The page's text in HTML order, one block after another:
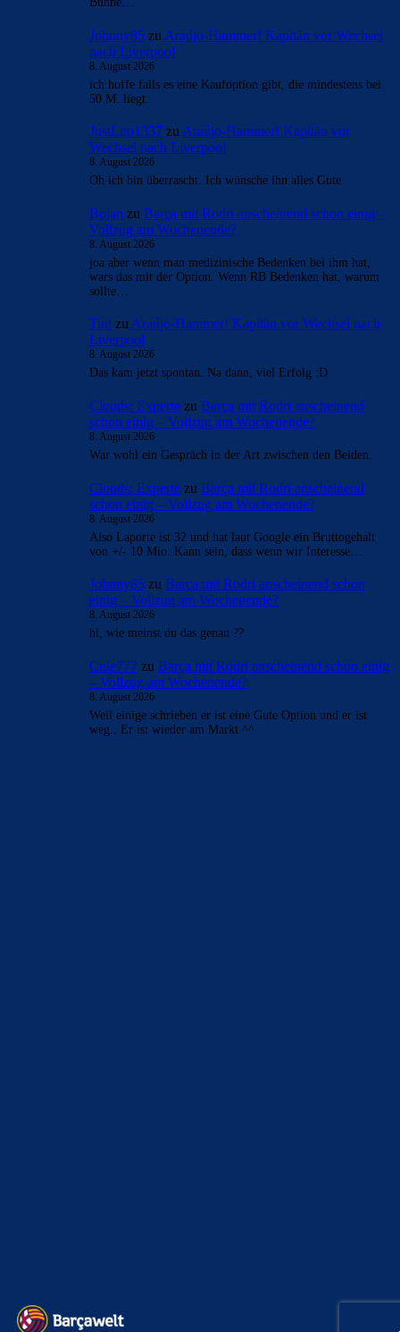
Johnny85 zu Araújo-Hammer! Kapitän vor Wechsel
nach Liverpool
8. August 2026
ich hoffe falls es eine Kaufoption gibt, die mindestens bei
50 M. liegt.
JustLup1337 zu Araújo-Hammer! Kapitän vor
Wechsel nach Liverpool
8. August 2026
Oh ich bin überrascht. Ich wünsche ihn alles Gute
Bojan zu Barça mit Rodri anscheinend schon einig –
Vollzug am Wochenende?
8. August 2026
joa aber wenn man medizinische Bedenken bei ihm hat,
wars das mit der Option. Wenn RB Bedenken hat, warum
sollte…
Tini zu Araújo-Hammer! Kapitän vor Wechsel nach
Liverpool
8. August 2026
Das kam jetzt spontan. Na dann, viel Erfolg :D
Clouds: Experte zu Barça mit Rodri anscheinend
schon einig – Vollzug am Wochenende?
8. August 2026
War wohl ein Gespräch in der Art zwischen den Beiden.
Clouds: Experte zu Barça mit Rodri anscheinend
schon einig – Vollzug am Wochenende?
8. August 2026
Also Laporte ist 32 und hat laut Google ein Bruttogehalt
von +/- 10 Mio. Kann sein, dass wenn wir Interesse…
Johnny85 zu Barça mit Rodri anscheinend schon
einig – Vollzug am Wochenende?
8. August 2026
hi, wie meinst du das genau ??
Cule777 zu Barça mit Rodri anscheinend schon einig
– Vollzug am Wochenende?
8. August 2026
Weil einige schrieben er ist eine Gute Option und er ist
weg.. Er ist wieder am Markt ^^